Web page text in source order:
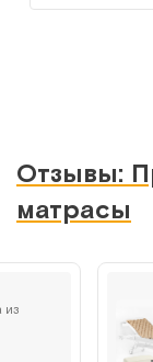
Отзывы:
матрасы
из